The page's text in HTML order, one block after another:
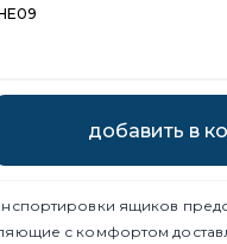
ящиков
с комфортом